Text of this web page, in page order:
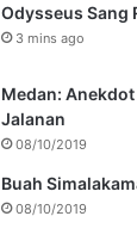
Odysseus Sang
3 mins ago
Medan:
Jalanan
08/10/2019
Buah
08/10/2019